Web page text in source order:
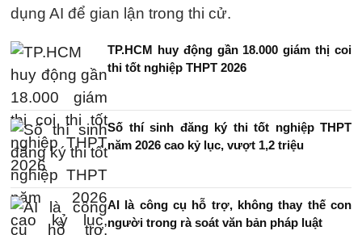
dụng AI để gian lận trong thi cử.
TP.HCM huy động gần 18.000 giám thị coi
thi tốt nghiệp THPT 2026
Số thí sinh đăng ký thi tốt nghiệp THPT
năm 2026 cao kỷ lục, vượt 1,2 triệu
AI là công cụ hỗ trợ, không thay thế con
người trong rà soát văn bản pháp luật